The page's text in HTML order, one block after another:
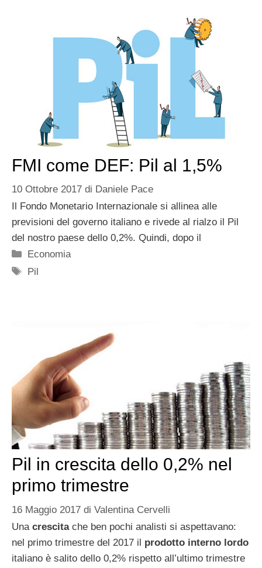
FMI come DEF: Pil al 1,5%
10 Ottobre 2017 di Daniele Pace
Il Fondo Monetario Internazionale si allinea alle
previsioni del governo italiano e rivede al rialzo il Pil
del nostro paese dello 0,2%. Quindi, dopo il
Categorie
Economia
Tag
Pil
Pil in crescita dello 0,2% nel
primo trimestre
16 Maggio 2017 di Valentina Cervelli
Unacrescitache ben pochi analisti si aspettavano:
nel primo trimestre del 2017 il prodotto interno lordo
italiano è salito dello 0,2% rispetto all’ultimo trimestre